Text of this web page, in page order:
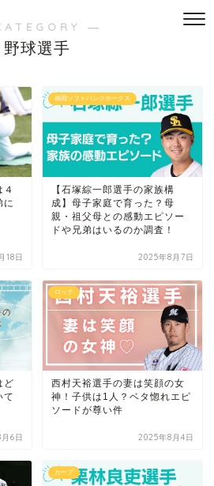
―
野球選手
４
に
18日
福岡ソフトバンクホークス
【石塚綜一郎選手の家族構
成】母子家庭で育った？母
親・祖父母との感動エピソー
ドや兄弟はいるのか調査！
2025年8月7日
ど
て
6日
ロッテ
西村天裕選手の妻は笑顔の女
神！子供は1人？ベタ惚れエピ
ソードが尊い件
2025年8月4日
カープ